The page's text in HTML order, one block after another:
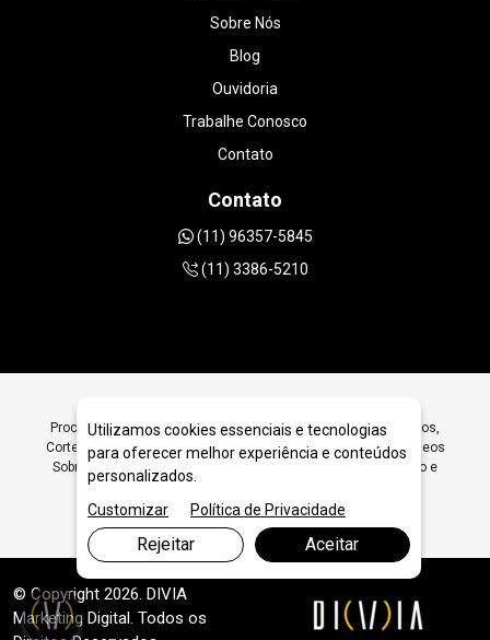
Sobre Nós
Blog
Ouvidoria
Trabalhe Conosco
Contato
Contato
(11) 96357-5845
(11) 3386-5210
Procurando Vídeos Sobre Ferramentas Diamantadas para Furos,
Corte, Polimento e Desbaste em São Paulo? Encontre Aqui Vídeos
Sobre Ferramentas Diamantadas para Furos, Corte, Polimento e
© Copyright 2026. DIVIA
Marketing Digital. Todos os
Utilizamos cookies essenciais e tecnologias
para oferecer melhor experiência e conteúdos
personalizados.
Customizar
Política de Privacidade
Rejeitar Aceitar